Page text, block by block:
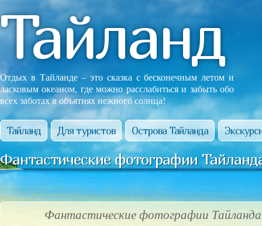
Тайланд
Отдых в Тайланде – это сказка с бесконечным летом и
ласковым океаном, где можно расслабиться и забыть обо
всех заботах в объятиях нежного солнца!
Тайланд Для туристов Острова Тайланда
Фантастические фотографии
Фантастические фотографии